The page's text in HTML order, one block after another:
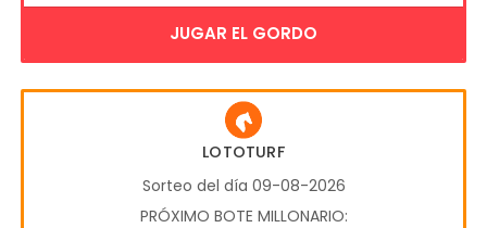
JUGAR EL GORDO
LOTOTURF
Sorteo del día 09-08-2026
PRÓXIMO BOTE MILLONARIO: